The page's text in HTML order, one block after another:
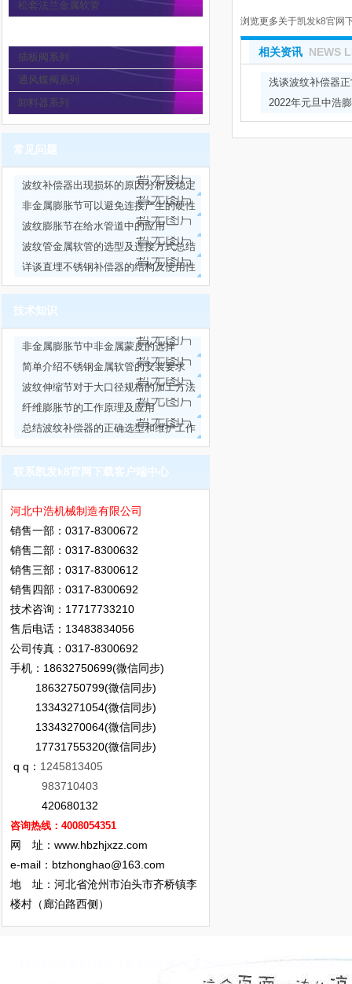
浏览更多关于凯发k8官网
相关资讯 NEWS
浅谈波纹补偿器
2022年元旦中浩
松套法兰金属软管
插板阀系列
通风蝶阀系列
卸料器系列
常见问题
波纹补偿器出现损坏的原因分析及稳定
性试验方法
非金属膨胀节可以避免连接产生的硬性
力传递
波纹膨胀节在给水管道中的应用
波纹管金属软管的选型及连接方式总结
详谈直埋不锈钢补偿器的结构及使用性
能
技术知识
非金属膨胀节中非金属蒙皮的选择
简单介绍不锈钢金属软管的安装要求
波纹伸缩节对于大口径规格的加工方法
及安装
纤维膨胀节的工作原理及应用
总结波纹补偿器的正确选型和维护工作
联系凯发k8官网下载客户端中心
河北中浩机械制造有限公司
销售一部：0317-8300672
销售二部：0317-8300632
销售三部：0317-8300612
销售四部：0317-8300692
技术咨询：17717733210
售后电话：13483834056
公司传真：0317-8300692
手机：18632750699(微信同步)
18632750799(微信同步)
13343271054(微信同步)
13343270064(微信同步)
17731755320(微信同步)
q q： 1245813405
983710403
420680132
咨询热线：4008054351
网 址：www.hbzhjxzz.com
e-mail： btzhonghao@163.com
地 址：河北省沧州市泊头市齐桥镇李
楼村（廊泊路西侧）
k8凯发天生赢